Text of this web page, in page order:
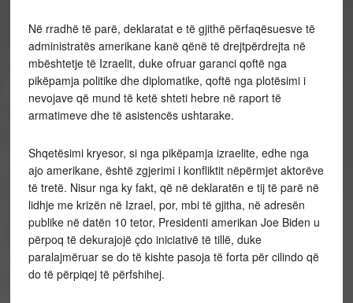
Në rradhë të parë, deklaratat e të gjithë përfaqësuesve të
administratës amerikane kanë qënë të drejtpërdrejta në
mbështetje të Izraelit, duke ofruar garanci qoftë nga
pikëpamja politike dhe diplomatike, qoftë nga plotësimi i
nevojave që mund të ketë shteti hebre në raport të
armatimeve dhe të asistencës ushtarake.
Shqetësimi kryesor, si nga pikëpamja izraelite, edhe nga
ajo amerikane, është zgjerimi i konfliktit nëpërmjet aktorëve
të tretë. Nisur nga ky fakt, që në deklaratën e tij të parë në
lidhje me krizën në Izrael, por, mbi të gjitha, në adresën
publike në datën 10 tetor, Presidenti amerikan Joe Biden u
përpoq të dekurajojë çdo iniciativë të tillë, duke
paralajmëruar se do të kishte pasoja të forta për cilindo që
do të përpiqej të përfshihej.